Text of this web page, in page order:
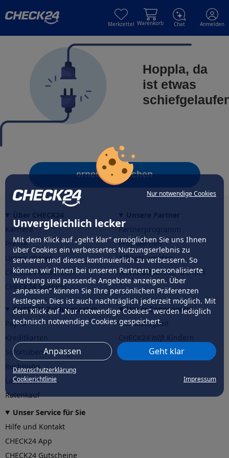
Nur notwendige Cookies
Unvergleichlich lecker
Mit dem Klick auf „geht klar” ermöglichen Sie uns Ihnen
über Cookies ein verbessertes Nutzungserlebnis zu
servieren und dieses kontinuierlich zu verbessern. So
können wir Ihnen bei unseren Partnern personalisierte
Werbung und passende Angebote anzeigen. Über
„anpassen” können Sie Ihre persönlichen Präferenzen
festlegen. Dies ist auch nachträglich jederzeit möglich. Mit
dem Klick auf „Nur notwendige Cookies” werden lediglich
technisch notwendige Cookies gespeichert.
Anpassen Geht klar
Datenschutzerklärung
Cookierichtlinie
Impressum
Merkzettel Warenkorb Chat Anmelden
Hoppla, da
ist etwas
erneut versuchen
Karriere
Presse
Unternehmen
CHECK24 Österreich
CHECK24 Spanien
Partnerprogramm
Profi werden
Affiliate werden
Werkstattpartner werden
CHECK24 Zahlungsarten
PayPal
Sofortüberweisung
Rechnung
Lastschrift
Ratenkauf
Unser Engagement
Nachhaltigkeit
CHECK24hilftder Natur
Unser Service für Sie
Hilfe und Kontakt
CHECK24 App
CHECK24 Gutscheine